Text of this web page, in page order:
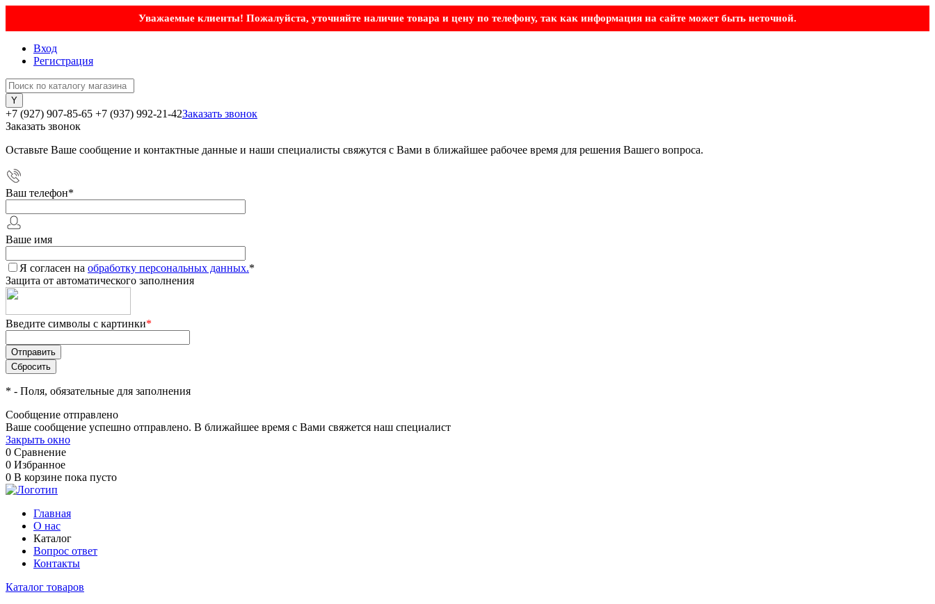
Уважаемые клиенты! Пожалуйста, уточняйте наличие товара и цену по телефону, так как информация на сайте может быть неточной.
Вход
Регистрация
+7 (927) 907-85-65 +7 (937) 992-21-42Заказать звонок
Заказать звонок
Оставьте Ваше сообщение и контактные данные и наши специалисты свяжутся с Вами в ближайшее рабочее время для решения Вашего вопроса.
Ваш телефон*
Ваше имя
Я согласен на обработку персональных данных.*
Защита от автоматического заполнения
Введите символы с картинки*
* - Поля, обязательные для заполнения
Сообщение отправлено
Ваше сообщение успешно отправлено. В ближайшее время с Вами свяжется наш специалист
Закрыть окно
0 Сравнение
0 Избранное
0 В корзине пока пусто
Главная
О нас
Каталог
Вопрос ответ
Контакты
Каталог товаров